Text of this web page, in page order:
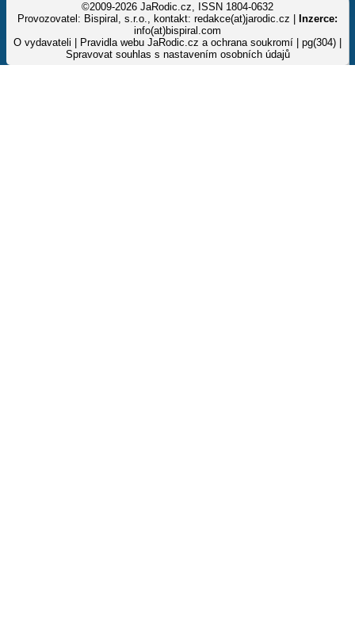
©2009-2026 JaRodic.cz, ISSN 1804-0632
Provozovatel: Bispiral, s.r.o., kontakt: redakce(at)jarodic.cz |
Inzerce:
info(at)bispiral.com
O vydavateli
Pravidla webu JaRodic.cz a ochrana soukromí | pg(304) |
Spravovat souhlas s nastavením osobních údajů